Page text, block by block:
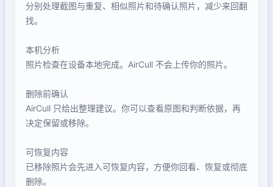
分别处理截图与重复、相似照片和待确认照片，减少来回翻
找。
本机分析
照片检查在设备本地完成。AirCull 不会上传你的照片。
删除前确认
AirCull 只给出整理建议。你可以查看原图和判断依据，再
决定保留或移除。
可恢复内容
已移除照片会先进入可恢复内容，方便你回看、恢复或彻底
删除。